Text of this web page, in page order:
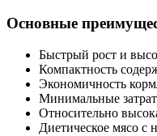
Основные
Быстрый рост и
Компактность
Экономичность
Минимальные
Относительно
Диетическое мясо с